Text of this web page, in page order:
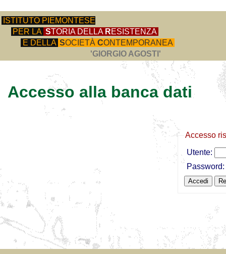
ISTITUTO PIEMONTESE
PER LA STORIA DELLA RESISTENZA
E DELLA SOCIETÀ CONTEMPORANEA
'GIORGIO AGOSTI'
Accesso alla banca dati
Accesso
Utente:
Password: